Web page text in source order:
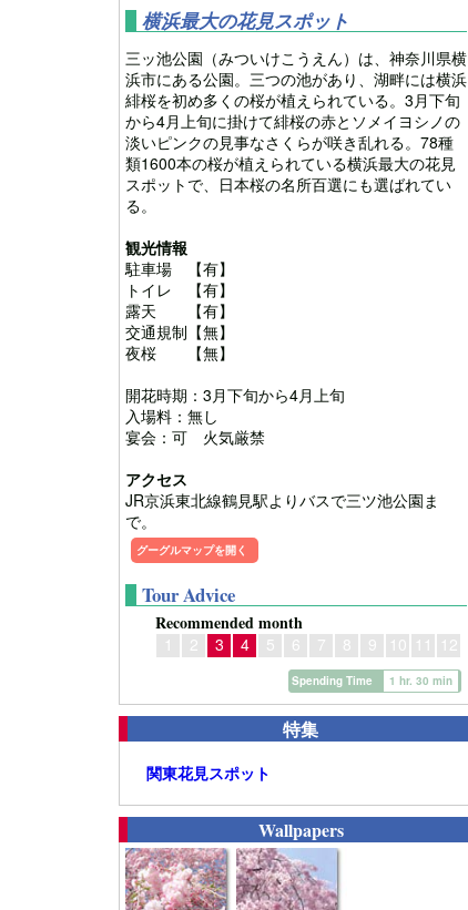
横浜最大の花見スポット
三ッ池公園（みついけこうえん）は、神奈川県横
浜市にある公園。三つの池があり、湖畔には横浜
緋桜を初め多くの桜が植えられている。3月下旬
から4月上旬に掛けて緋桜の赤とソメイヨシノの
淡いピンクの見事なさくらが咲き乱れる。78種
類1600本の桜が植えられている横浜最大の花見
スポットで、日本桜の名所百選にも選ばれてい
る。
観光情報
駐車場 【有】
トイレ 【有】
露天 【有】
交通規制【無】
夜桜 【無】
開花時期：3月下旬から4月上旬
入場料：無し
宴会：可 火気厳禁
アクセス
JR京浜東北線鶴見駅よりバスで三ツ池公園ま
で。
グーグルマップを開く
Tour Advice
Recommended month
1 2 3 4 5 6 7 8 9 10 11 12
Spending Time 1 hr. 30 min
特集
関東花見スポット
Wallpapers